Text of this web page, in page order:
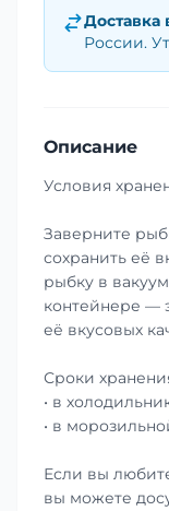
Доставка
России.
Описание
Условия
Заверните
сохранить её
рыбку в
контейнере —
её вкусовых
Сроки
• в
• в
Если вы
вы можете